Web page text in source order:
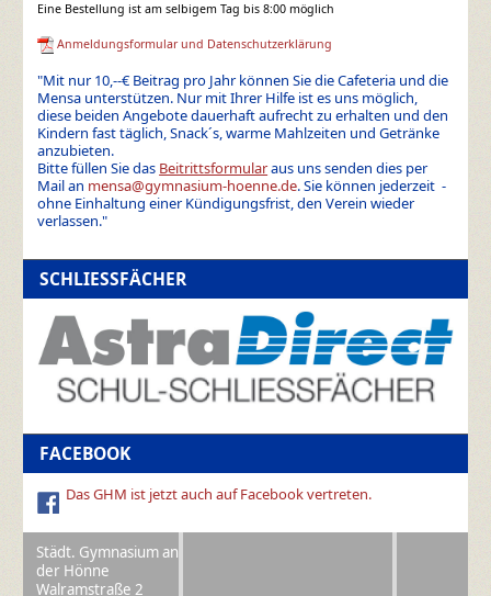
Städt. Gymnasium an
der Hönne
Walramstraße 2
Eine Bestellung ist am selbigem Tag bis 8:00 möglich
Anmeldungsformular und Datenschutzerklärung
"Mit nur 10,--€ Beitrag pro Jahr können Sie die Cafeteria und die
Mensa unterstützen. Nur mit Ihrer Hilfe ist es uns möglich,
diese beiden Angebote dauerhaft aufrecht zu erhalten und den
Kindern fast täglich, Snack´s, warme Mahlzeiten und Getränke
anzubieten.
Bitte füllen Sie das Beitrittsformularaus uns senden dies per
Mail an mensa@gymnasium-hoenne.de. Sie können jederzeit -
ohne Einhaltung einer Kündigungsfrist, den Verein wieder
verlassen."
SCHLIESSFÄCHER
FACEBOOK
Das GHM ist jetzt auch auf Facebook vertreten.